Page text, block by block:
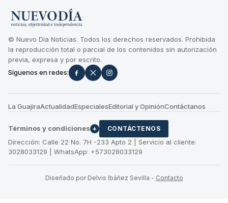
© Nuevo Día Noticias. Todos los derechos reservados. Prohibida
la reproducción total o parcial de los contenidos sin autorización
previa, expresa y por escrito.
Síguenos en redes:
La GuajiraActualidadEspecialesEditorial y OpiniónContáctanos
Términos y condiciones + CONTÁCTENOS
Dirección: Calle 22 No. 7H -233 Apto 2 | Servicio al cliente:
3028033129 | WhatsApp: +573028033129
Diseñado por Delvis Ibáñez Sevilla - Contacto